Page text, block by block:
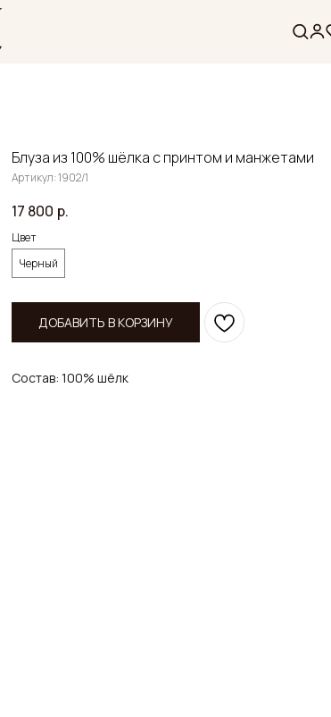
Блуза из 100% шёлка с принтом и манжетами
Артикул:1902/1
17 800 р.
Цвет
Черный
ДОБАВИТЬ В КОРЗИНУ
Состав: 100% шёлк